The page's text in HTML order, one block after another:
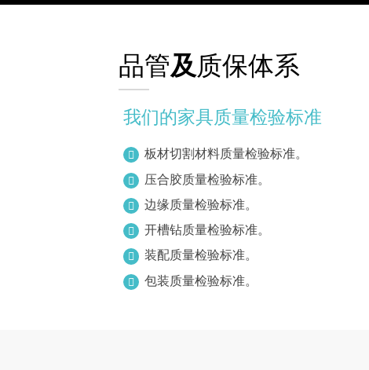
品管及质保体系
我们的家具质量检验标准
 板材切割材料质量检验标准。
 压合胶质量检验标准。
 边缘质量检验标准。
 开槽钻质量检验标准。
 装配质量检验标准。
 包装质量检验标准。